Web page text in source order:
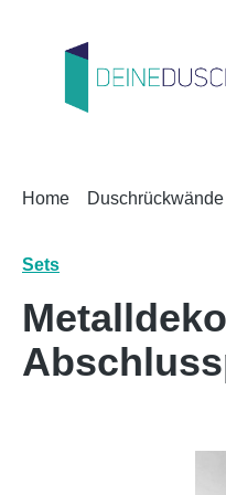
Home Duschrückwände
Sets